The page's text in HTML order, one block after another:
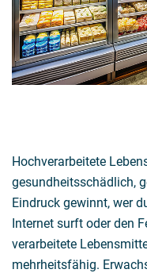
Hochverarbeitete
gesundheitsschädlich,
Eindruck gewinnt, wer
Internet surft oder den
verarbeitete
mehrheitsfähig.